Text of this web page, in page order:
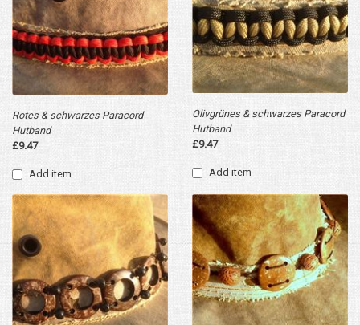
Rotes & schwarzes Paracord
Hutband
£9.47
Add item
Olivgrünes & schwarzes Paracord
Hutband
£9.47
Add item